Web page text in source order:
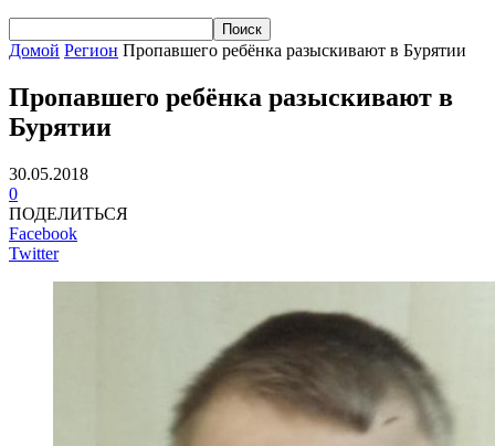
Домой Регион Пропавшего ребёнка разыскивают в Бурятии
Пропавшего ребёнка разыскивают в
Бурятии
30.05.2018
0
ПОДЕЛИТЬСЯ
Facebook
Twitter